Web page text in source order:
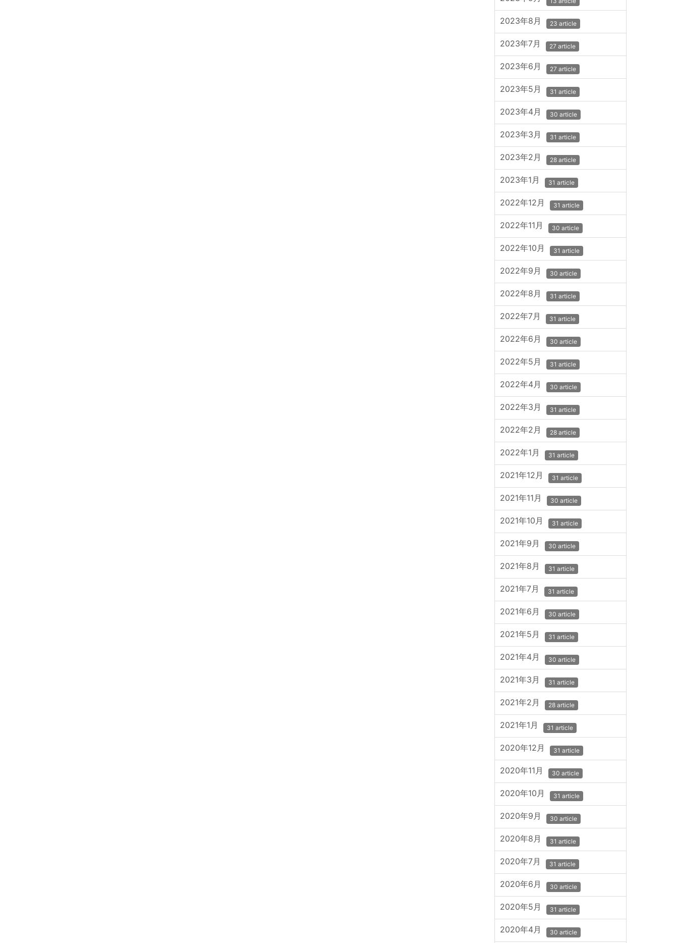
2023年8月 23 article
2023年7月 27 article
2023年6月 27 article
2023年5月 31 article
2023年4月 30 article
2023年3月 31 article
2023年2月 28 article
2023年1月 31 article
2022年12月 31 article
2022年11月 30 article
2022年10月 31 article
2022年9月 30 article
2022年8月 31 article
2022年7月 31 article
2022年6月 30 article
2022年5月 31 article
2022年4月 30 article
2022年3月 31 article
2022年2月 28 article
2022年1月 31 article
2021年12月 31 article
2021年11月 30 article
2021年10月 31 article
2021年9月 30 article
2021年8月 31 article
2021年7月 31 article
2021年6月 30 article
2021年5月 31 article
2021年4月 30 article
2021年3月 31 article
2021年2月 28 article
2021年1月 31 article
2020年12月 31 article
2020年11月 30 article
2020年10月 31 article
2020年9月 30 article
2020年8月 31 article
2020年7月 31 article
2020年6月 30 article
2020年5月 31 article
2020年4月 30 article